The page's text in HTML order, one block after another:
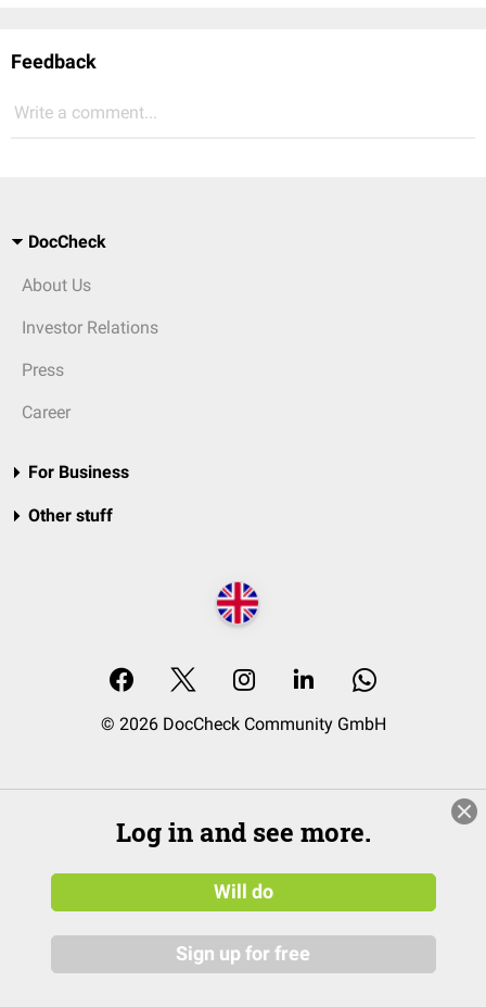
Feedback
Write a comment...
DocCheck
About Us
Investor Relations
Press
Career
For Business
Other stuff
© 2026 DocCheck Community GmbH
Log in and see more.
Will do
Sign up for free